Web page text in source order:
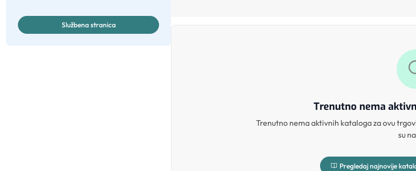
Trenutno nema
Trenutno nema aktivnih kataloga za ovu
su
Pregledaj najnovije
Službena stranica